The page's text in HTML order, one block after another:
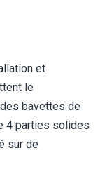
et
le
bavettes de
4 parties solides
sur de